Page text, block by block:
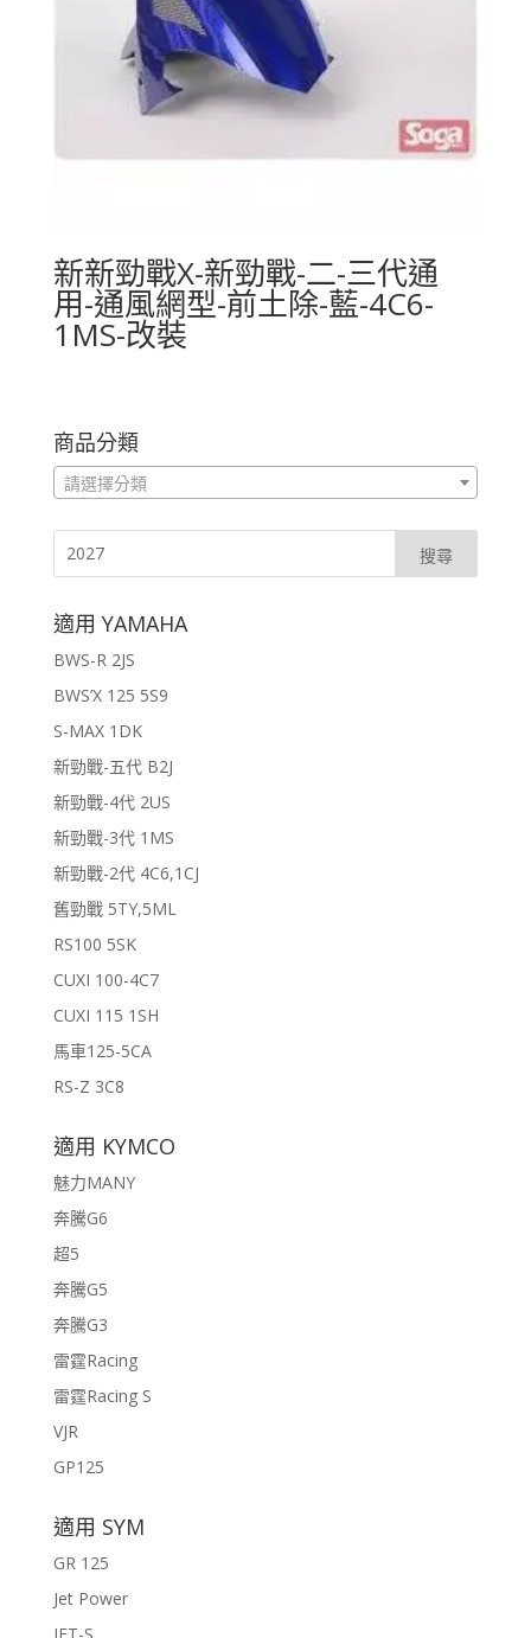
新新勁戰X-新勁戰-二-三代通
用-通風網型-前土除-藍-4C6-
1MS-改裝
商品分類
請選擇分類
適用 YAMAHA
BWS-R 2JS
BWS’X 125 5S9
S-MAX 1DK
新勁戰-五代 B2J
新勁戰-4代 2US
新勁戰-3代 1MS
新勁戰-2代 4C6,1CJ
舊勁戰 5TY,5ML
RS100 5SK
CUXI 100-4C7
CUXI 115 1SH
馬車125-5CA
RS-Z 3C8
適用 KYMCO
魅力MANY
奔騰G6
超5
奔騰G5
奔騰G3
雷霆Racing
雷霆Racing S
VJR
GP125
適用 SYM
GR 125
Jet Power